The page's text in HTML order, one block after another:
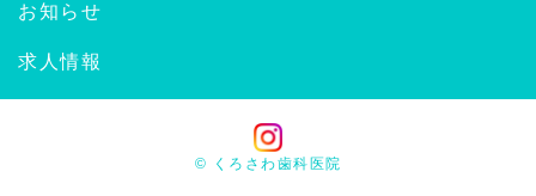
お知らせ
求人情報
© くろさわ歯科医院